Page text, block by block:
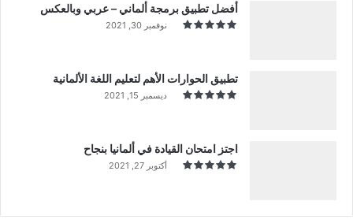
أفضل تطبيق برمجة ألماني – عربي وبالعكس
نوفمبر 30, 2021
تطبيق الحوارات الأهم لتعليم اللغة الألمانية
ديسمبر 15, 2021
اجتز امتحان القيادة في ألمانيا بنجاح
أكتوبر 27, 2021